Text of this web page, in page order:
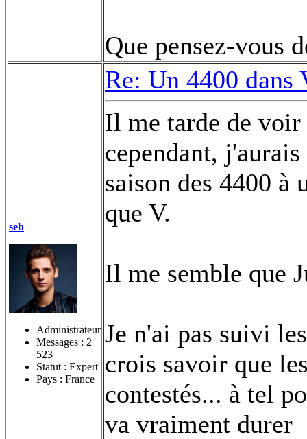
Que pensez-vous
seb
Administrateur
Messages : 2
523
Statut : Expert
Pays : France
Re: Un 4400
Il me tarde de
cependant,
saison des 4400 à
que V.
Il me semble que
Je n'ai pas suivi
crois savoir que
contestés... à tel
va vraiment durer